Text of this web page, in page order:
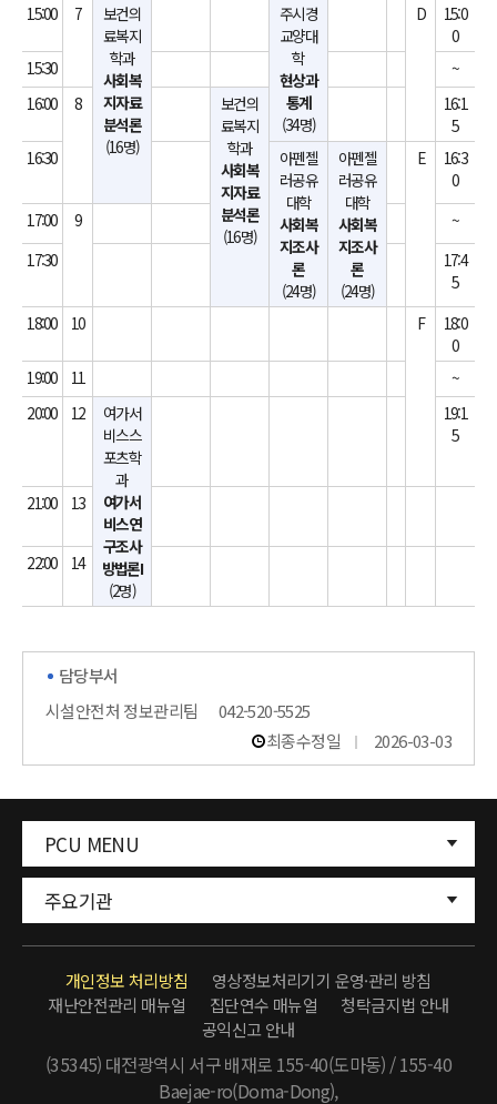
15:00 7
보건의
료복지
학과
사회복
지자료
분석론
(16명)
주시경
교양대
학
현상과
통계
(34명)
D
15:0
0
15:30
~
16:00
8
보건의
료복지
학과
사회복
지자료
분석론
(16명)
16:1
5
16:30
아펜젤
러공유
대학
사회복
지조사
론
(24명)
아펜젤
러공유
대학
사회복
지조사
론
(24명)
E
16:3
0
17:00
9
~
17:30
17:4
5
18:00
10 F
18:0
0
19:00
11
~
20:00
12
여가서
비스스
포츠학
과
여가서
비스연
구조사
방법론I
(2명)
19:1
5
21:00 13
22:00 14
담당부서
시설안전처 정보관리팀
042-520-5525
최종수정일
2026-03-03
PCU MENU
주요기관
개인정보 처리방침
영상정보처리기기 운영·관리 방침
재난안전관리 매뉴얼
집단연수 매뉴얼
청탁금지법 안내
공익신고 안내
(35345) 대전광역시 서구 배재로 155-40(도마동) / 155-40
Baejae-ro(Doma-Dong),